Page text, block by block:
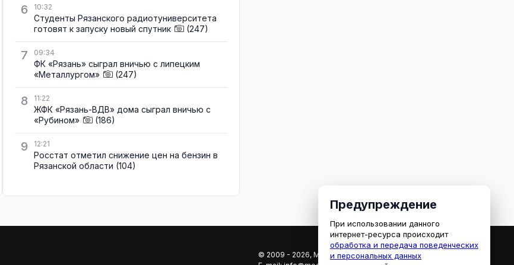
6 10:32
Студенты Рязанского радиотуниверситета
готовят к запуску новый спутник
(247)
7 09:34
ФК «Рязань» сыграл вничью с липецким
«Металлургом»
(247)
8 11:22
ЖФК «Рязань-ВДВ» дома сыграл вничью с
«Рубином»
(186)
9 12:21
Росстат отметил снижение цен на бензин в
Рязанской области (104)
© 2009 - 2026, МЕДИАРЯЗАНЬ
Предупреждение
При использовании данного
интернет-ресурса происходит
обработка и передача поведенческих
и персональных данных